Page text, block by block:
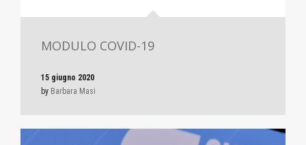
MODULO COVID-19
15 giugno 2020
by Barbara Masi